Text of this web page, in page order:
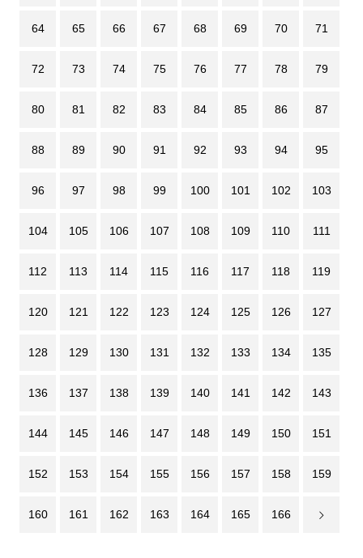
64 65 66 67 68 69 70 71
72 73 74 75 76 77 78 79
80 81 82 83 84 85 86 87
88 89 90 91 92 93 94 95
96 97 98 99 100 101 102 103
104 105 106 107 108 109 110 111
112 113 114 115 116 117 118 119
120 121 122 123 124 125 126 127
128 129 130 131 132 133 134 135
136 137 138 139 140 141 142 143
144 145 146 147 148 149 150 151
152 153 154 155 156 157 158 159
160 161 162 163 164 165 166